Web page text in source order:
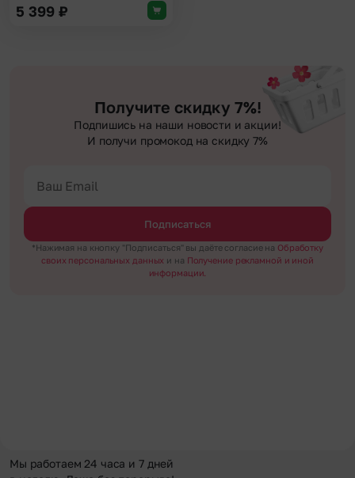
5 399 ₽
Получите скидку 7%!
Подпишись на наши новости и акции!
И получи промокод на скидку 7%
Подписаться
*Нажимая на кнопку "Подписаться" вы даёте согласие на Обработку
своих персональных данных и на Получение рекламной и иной
информации.
Мы работаем 24 часа и 7 дней